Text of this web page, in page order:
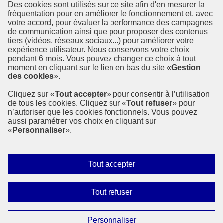
Des cookies sont utilisés sur ce site afin d'en mesurer la
fréquentation pour en améliorer le fonctionnement et, avec
votre accord, pour évaluer la performance des campagnes
de communication ainsi que pour proposer des contenus
tiers (vidéos, réseaux sociaux...) pour améliorer votre
expérience utilisateur. Nous conservons votre choix
pendant 6 mois. Vous pouvez changer ce choix à tout
moment en cliquant sur le lien en bas du site «Gestion
des cookies».
Cliquez sur «Tout accepter» pour consentir à l’utilisation
de tous les cookies. Cliquez sur «Tout refuser» pour
n’autoriser que les cookies fonctionnels. Vous pouvez
aussi paramétrer vos choix en cliquant sur
« Personnaliser».
Tout accepterAutoriser
tous
Tout refuserInterdire
tous
PersonnaliserParamétrer
Ressources
La Méth’ODD
Gouvernement
Ce site propose l’information de référence concernant l’Agenda
2030 et la feuille de route de la France. Il valorise la mobilisation de
tous les acteurs.
info.gouv.fr- ouvre une nouvelle fenêtre
service-public.fr - ouvre une nouvelle fenêtre
legifrance.gouv.fr- ouvre une nouvelle fenêtre
data.gouv.fr- ouvre une nouvelle fenêtre
Plan du site
Mentions légales
Sauf mention contraire, tous les contenus de ce site sont sous